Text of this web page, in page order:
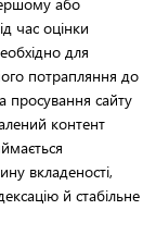
або
час оцінки
для
потрапляння до
просування сайту
контент
вкладеності,
й стабільне